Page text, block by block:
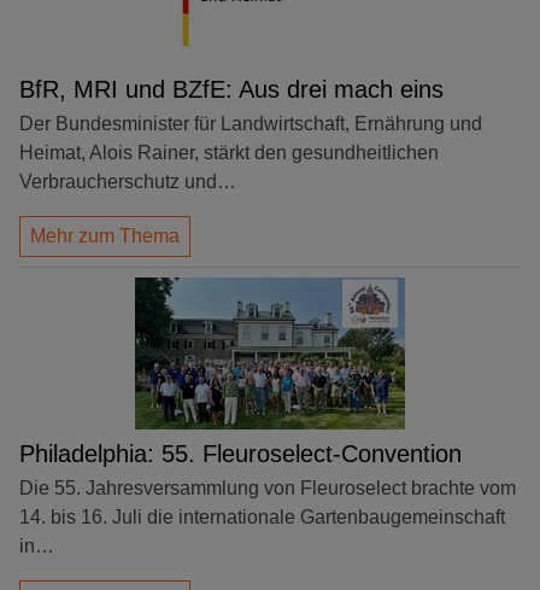
BfR, MRI und BZfE: Aus drei mach eins
Der Bundesminister für Landwirtschaft, Ernährung und
Heimat, Alois Rainer, stärkt den gesundheitlichen
Verbraucherschutz und…
Mehr zum Thema
Philadelphia: 55. Fleuroselect-Convention
Die 55. Jahresversammlung von Fleuroselect brachte vom
14. bis 16. Juli die internationale Gartenbaugemeinschaft
in…